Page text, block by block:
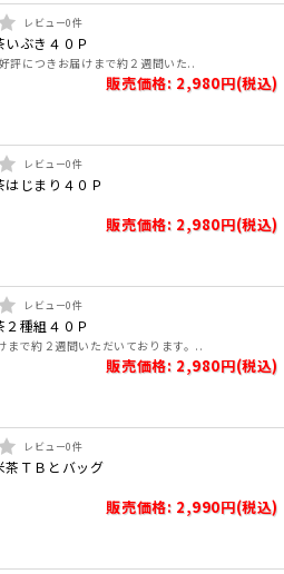
レビュー0件
ぶき４０Ｐ
評につきお届けまで約２週間いた..
販売価格: 2,980円(税込)
レビュー0件
じまり４０Ｐ
販売価格: 2,980円(税込)
レビュー0件
種組４０Ｐ
まで約２週間いただいております。..
販売価格: 2,980円(税込)
レビュー0件
茶ＴＢとバッグ
販売価格: 2,990円(税込)